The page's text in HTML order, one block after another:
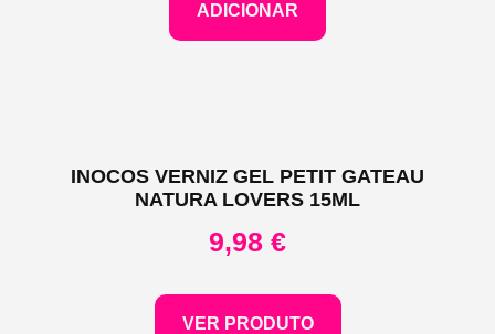
ADICIONAR
INOCOS VERNIZ GEL PETIT GATEAU
NATURA LOVERS 15ML
9,98 €
VER PRODUTO